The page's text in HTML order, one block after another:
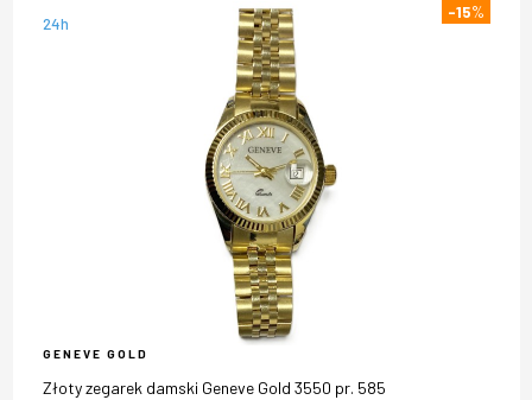
24h
-15%
GENEVE GOLD
Złoty zegarek damski Geneve Gold 3550 pr. 585